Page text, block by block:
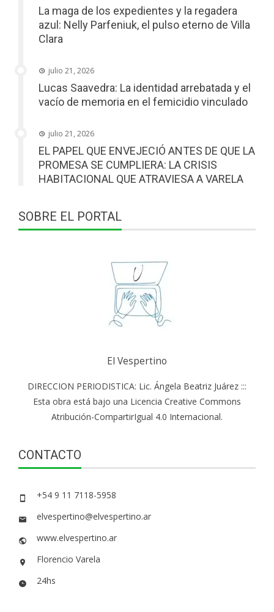
La maga de los expedientes y la regadera
azul: Nelly Parfeniuk, el pulso eterno de Villa
Clara
julio 21, 2026
Lucas Saavedra: La identidad arrebatada y el
vacío de memoria en el femicidio vinculado
julio 21, 2026
EL PAPEL QUE ENVEJECIÓ ANTES DE QUE LA
PROMESA SE CUMPLIERA: LA CRISIS
HABITACIONAL QUE ATRAVIESA A VARELA
SOBRE EL PORTAL
El Vespertino
DIRECCION PERIODISTICA: Lic. Ángela Beatriz Juárez :::
Esta obra está bajo una Licencia Creative Commons
Atribución-CompartirIgual 4.0 Internacional.
CONTACTO
+54 9 11 7118-5958
elvespertino@elvespertino.ar
www.elvespertino.ar
Florencio Varela
24hs